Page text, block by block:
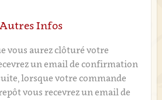
Autres Infos
vous aurez clôturé votre
un email de confirmation
lorsque votre commande
vous recevrez un email de